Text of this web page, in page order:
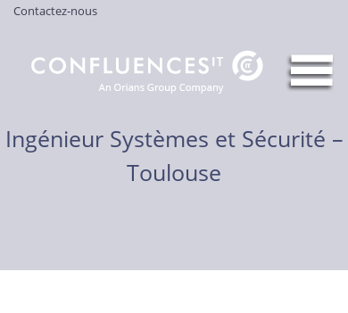
Contactez-nous
Ingénieur Systèmes et Sécurité –
Toulouse